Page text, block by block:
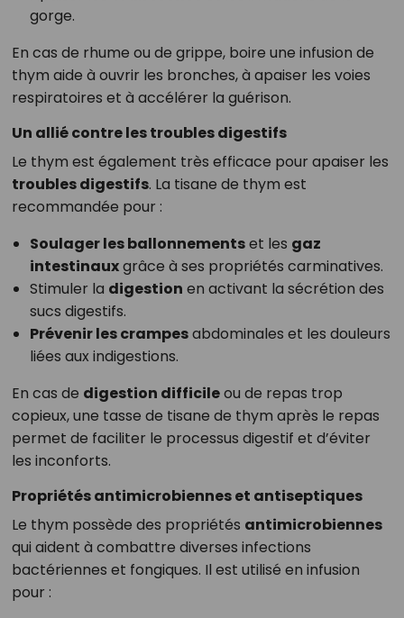
gorge.
En cas de rhume ou de grippe, boire une infusion de
thym aide à ouvrir les bronches, à apaiser les voies
respiratoires et à accélérer la guérison.
Un allié contre les troubles digestifs
Le thym est également très efficace pour apaiser les
troubles digestifs. La tisane de thym est
recommandée pour :
Soulager les ballonnementset les gaz
intestinauxgrâce à ses propriétés carminatives.
Stimuler la digestion en activant la sécrétion des
sucs digestifs.
Prévenir les crampesabdominales et les douleurs
liées aux indigestions.
En cas de digestion difficileou de repas trop
copieux, une tasse de tisane de thym après le repas
permet de faciliter le processus digestif et d’éviter
les inconforts.
Propriétés antimicrobiennes et antiseptiques
Le thym possède des propriétés antimicrobiennes
qui aident à combattre diverses infections
bactériennes et fongiques. Il est utilisé en infusion
pour :